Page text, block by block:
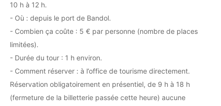
10 h à 12 h.
- Où : depuis le port de Bandol.
- Combien ça coûte : 5 € par personne (nombre de places
limitées).
- Durée du tour : 1 h environ.
- Comment réserver : à l’office de tourisme directement.
Réservation obligatoirement en présentiel, de 9 h à 18 h
(fermeture de la billetterie passée cette heure) aucune